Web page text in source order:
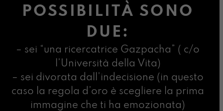
POSSIBILITÀ SONO
DUE:
– sei “una ricercatrice Gazpacha” ( c/o
l’Università della Vita)
– sei divorata dall’indecisione (in questo
caso la regola d’oro è scegliere la prima
immagine che ti ha emozionata)